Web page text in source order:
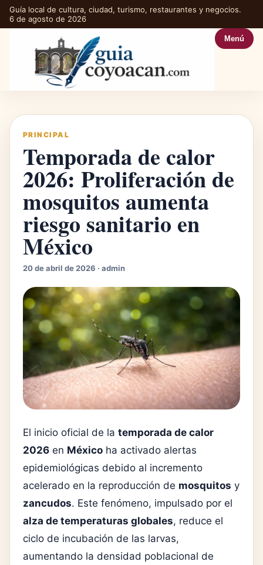
Guía local de cultura, ciudad, turismo, restaurantes y negocios.
6 de agosto de 2026
Menú
PRINCIPAL
Temporada de calor
2026: Proliferación de
mosquitos aumenta
riesgo sanitario en
México
20 de abril de 2026 · admin
El inicio oficial de la temporada de calor
2026 en México ha activado alertas
epidemiológicas debido al incremento
acelerado en la reproducción de mosquitos y
zancudos. Este fenómeno, impulsado por el
alza de temperaturas globales, reduce el
ciclo de incubación de las larvas,
aumentando la densidad poblacional de